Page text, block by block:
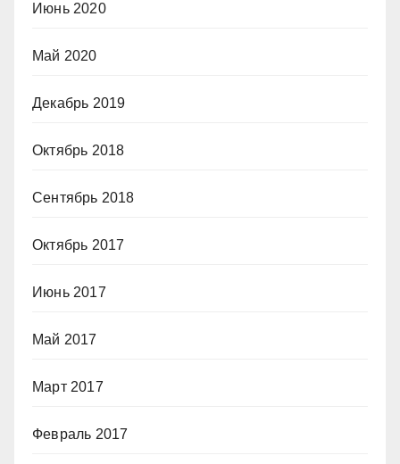
Июнь 2020
Май 2020
Декабрь 2019
Октябрь 2018
Сентябрь 2018
Октябрь 2017
Июнь 2017
Май 2017
Март 2017
Февраль 2017